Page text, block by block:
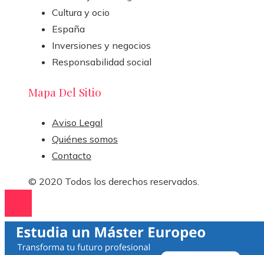
Cultura y ocio
España
Inversiones y negocios
Responsabilidad social
Mapa Del Sitio
Aviso Legal
Quiénes somos
Contacto
© 2020 Todos los derechos reservados.